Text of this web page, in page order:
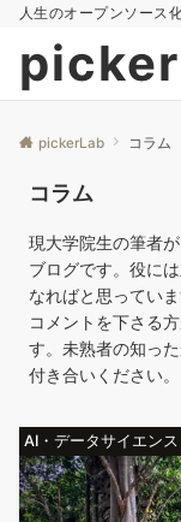
人生のオープンソース化
pickerLab コラム
コラム
現大学院生の筆者
ブログです。役に
なればと思っていま
コメントを下さる
す。未熟者の知っ
付き合いください。
AI・データサイエンス